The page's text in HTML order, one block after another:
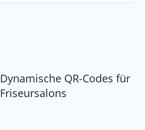
Dynamische QR-Codes für
Friseursalons